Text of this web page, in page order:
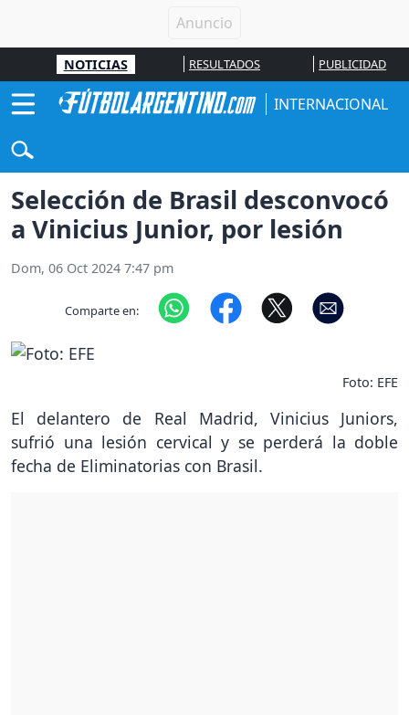
NOTICIAS RESULTADOS PUBLICIDAD
INTERNACIONAL
Selección de Brasil desconvocó
a Vinicius Junior, por lesión
Dom, 06 Oct 2024 7:47 pm
Comparte en:
Foto: EFE
El delantero de Real Madrid, Vinicius Juniors,
sufrió una lesión cervical y se perderá la doble
fecha de Eliminatorias con Brasil.